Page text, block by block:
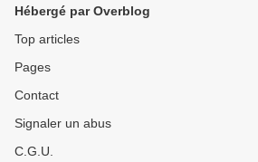
Hébergé par Overblog
Top articles
Pages
Contact
Signaler un abus
C.G.U.